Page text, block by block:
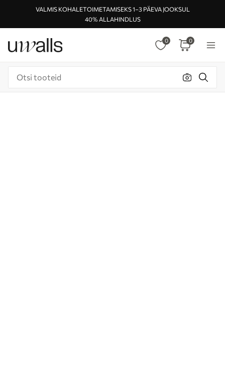
VALMIS KOHALETOIMETAMISEKS 1–3 PÄEVA JOOKSUL
40% ALLAHINDLUS
0 0